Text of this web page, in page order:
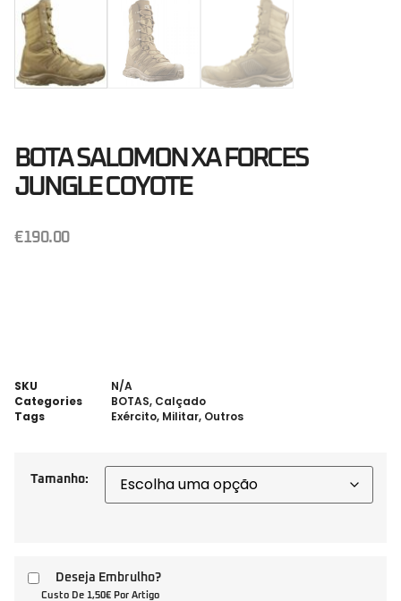
BOTA SALOMON XA FORCES
JUNGLE COYOTE
€190.00
SKU
N/A
Categories
BOTAS, Calçado
Tags
Exército, Militar, Outros
Tamanho:
Deseja Embrulho?
Custo De 1,50€ Por Artigo